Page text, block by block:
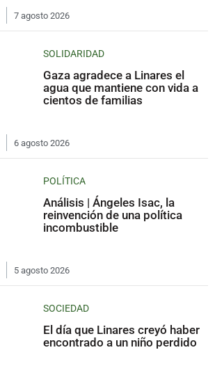
7 agosto 2026
SOLIDARIDAD
Gaza agradece a Linares el
agua que mantiene con vida a
cientos de familias
6 agosto 2026
POLÍTICA
Análisis | Ángeles Isac, la
reinvención de una política
incombustible
5 agosto 2026
SOCIEDAD
El día que Linares creyó haber
encontrado a un niño perdido